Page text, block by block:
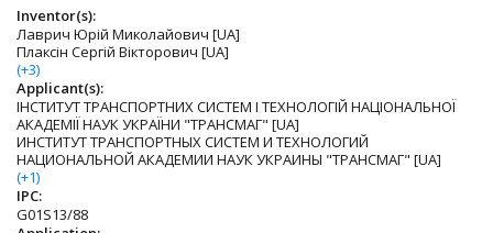
Inventor(s):
Лаврич Юрій Миколайович [UA]
Плаксін Сергій Вікторович [UA]
(+3)
Applicant(s):
ІНСТИТУТ ТРАНСПОРТНИХ СИСТЕМ І ТЕХНОЛОГІЙ НАЦІОНАЛЬНОЇ
АКАДЕМІЇ НАУК УКРАЇНИ "ТРАНСМАГ" [UA]
ИНСТИТУТ ТРАНСПОРТНЫХ СИСТЕМ И ТЕХНОЛОГИЙ
НАЦИОНАЛЬНОЙ АКАДЕМИИ НАУК УКРАИНЫ "ТРАНСМАГ" [UA]
(+1)
IPC:
G01S13/88